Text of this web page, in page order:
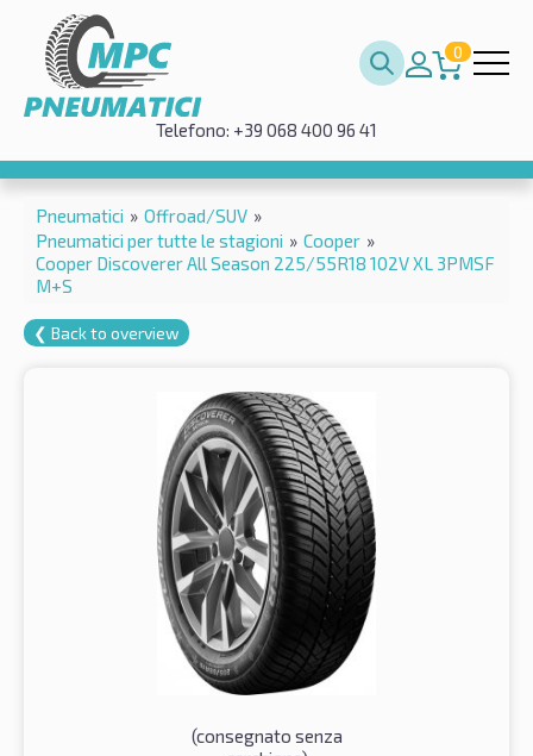
0
Telefono: +39 068 400 96 41
Pneumatici » Offroad/SUV »
Pneumatici per tutte le stagioni » Cooper »
Cooper Discoverer All Season 225/55R18 102V XL 3PMSF
M+S
❮ Back to overview
(consegnato senza